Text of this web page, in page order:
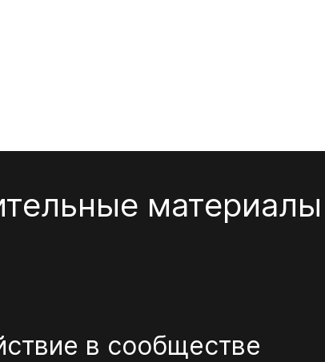
материалы
в сообществе